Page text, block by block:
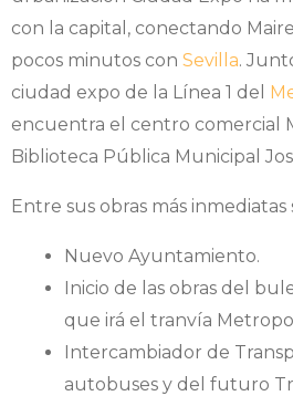
con la capital, conectando
pocos minutos con Sevilla.
ciudad expo de la Línea 1 del
encuentra el centro comercial
Biblioteca Pública Municipal
Entre sus obras más
Nuevo Ayuntamiento.
Inicio de las obras del
que irá el tranvía
Intercambiador de
autobuses y del futuro